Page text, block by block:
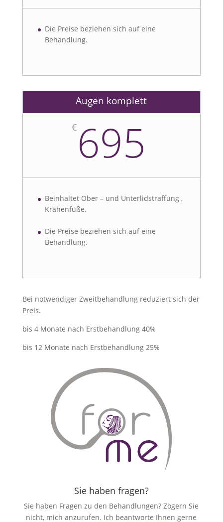
Die Preise beziehen sich auf eine
Behandlung.
Augen komplett
€ 695
Beinhaltet Ober – und Unterlidstraffung ,
Krähenfüße.
Die Preise beziehen sich auf eine
Behandlung.
Bei notwendiger Zweitbehandlung reduziert sich der
Preis.
bis 4 Monate nach Erstbehandlung 40%
bis 12 Monate nach Erstbehandlung 25%
Sie haben fragen?
Sie haben Fragen zu den Behandlungen? Zögern Sie
nicht, mich anzurufen. Ich beantworte Ihnen gerne